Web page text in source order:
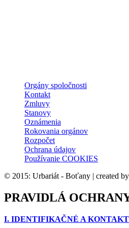
Orgány spoločnosti
Kontakt
Zmluvy
Stanovy
Oznámenia
Rokovania orgánov
Rozpočet
Ochrana údajov
Používanie COOKIES
© 2015: Urbariát - Boťany | created
PRAVIDLÁ
I. IDENTIFIKAČNÉ A